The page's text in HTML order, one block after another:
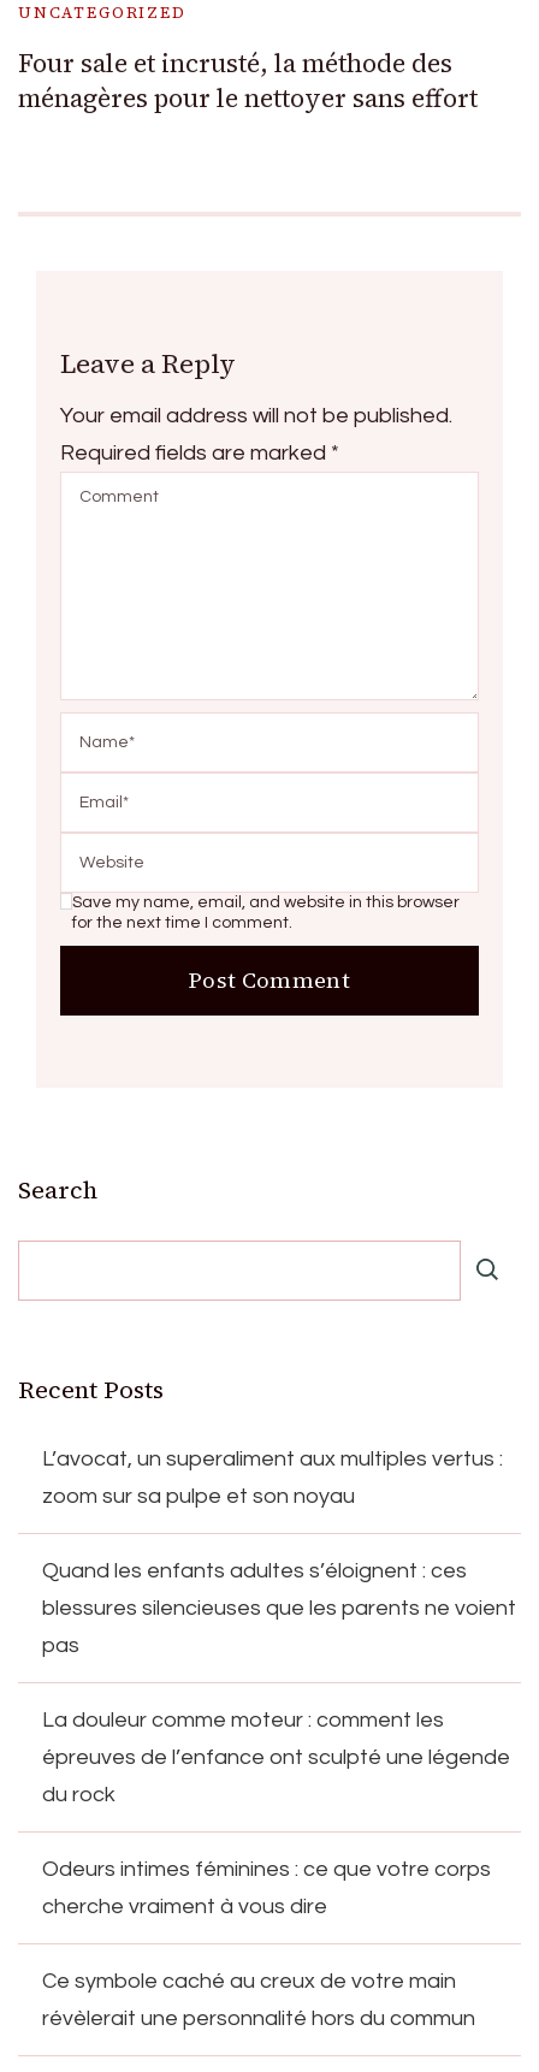
UNCATEGORIZED
Four sale et incrusté, la méthode des
ménagères pour le nettoyer sans effort
Leave a Reply
Your email address will not be published.
Required fields are marked *
Save my name, email, and website in this browser
for the next time I comment.
Search
Recent Posts
L’avocat, un superaliment aux multiples vertus :
zoom sur sa pulpe et son noyau
Quand les enfants adultes s’éloignent : ces
blessures silencieuses que les parents ne voient
pas
La douleur comme moteur : comment les
épreuves de l’enfance ont sculpté une légende
du rock
Odeurs intimes féminines : ce que votre corps
cherche vraiment à vous dire
Ce symbole caché au creux de votre main
révèlerait une personnalité hors du commun